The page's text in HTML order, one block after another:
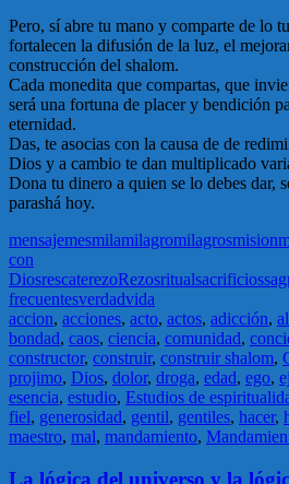
Pero, sí abre tu mano y comparte de lo
fortalecen la difusión de la luz, el
construcción del shalom.
Cada monedita que compartas, que
será una fortuna de placer y bendición
eternidad.
Das, te asocias con la causa de de
Dios y a cambio te dan multiplicado
Dona tu dinero a quien se lo debes dar,
parashá hoy.
mensajemesmilamilagromilagrosmision
con
DiosrescaterezoRezosritualsacrificios
frecuentesverdadvida
accion, acciones, acto, actos, adicción,
bondad, caos, ciencia, comunidad,
constructor, construir, construir shalom,
projimo, Dios, dolor, droga, edad, ego,
esencia, estudio, Estudios de
fiel, generosidad, gentil, gentiles, hacer,
maestro, mal, mandamiento,
La lógica del universo y la